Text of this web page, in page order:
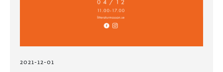
2021-12-01